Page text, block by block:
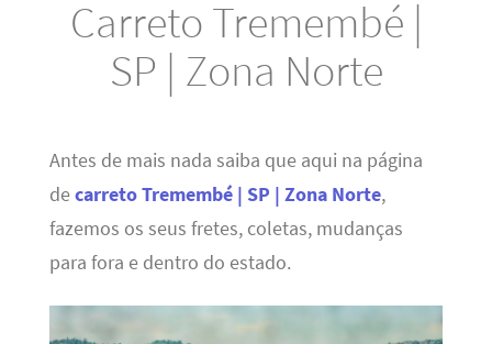
Carreto Tremembé |
SP | Zona Norte
Antes de mais nada saiba que aqui na página
decarreto Tremembé | SP | Zona Norte,
fazemos os seus fretes, coletas, mudanças
para fora e dentro do estado.